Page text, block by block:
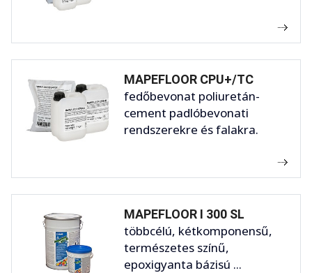
MAPEFLOOR CPU+/TC
fedőbevonat poliuretán-
cement padlóbevonati
rendszerekre és falakra.
MAPEFLOOR I 300 SL
többcélú, kétkomponensű,
természetes színű,
epoxigyanta bázisú ...